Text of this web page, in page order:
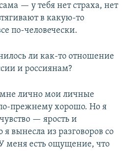
— у тебя нет страха, нет
в какую-то
по-человечески.
ли как-то отношение
и россиянам?
лично мои личные
прежнему хорошо. Но я
— ярость и
я вынесла из разговоров со
меня есть ощущение, что